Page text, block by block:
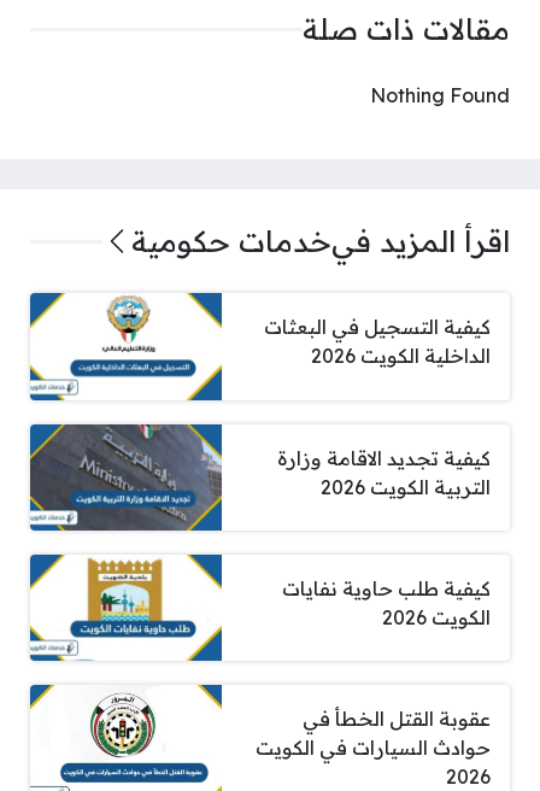
مقالات ذات صلة
Nothing Found
اقرأ المزيد فيخدمات حكومية
كيفية التسجيل في البعثات
الداخلية الكويت 2026
كيفية تجديد الاقامة وزارة
التربية الكويت 2026
كيفية طلب حاوية نفايات
الكويت 2026
عقوبة القتل الخطأ في
حوادث السيارات في الكويت
2026